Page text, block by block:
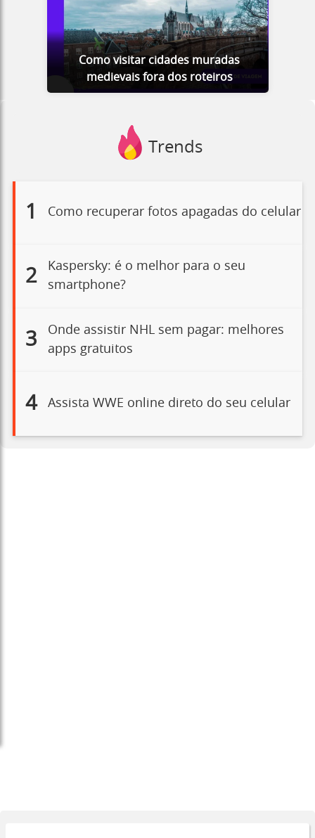
Como visitar cidades muradas
medievais fora dos roteiros
Trends
1 Como recuperar fotos apagadas do celular
2
Kaspersky: é o melhor para o seu
smartphone?
3
Onde assistir NHL sem pagar: melhores
apps gratuitos
4 Assista WWE online direto do seu celular